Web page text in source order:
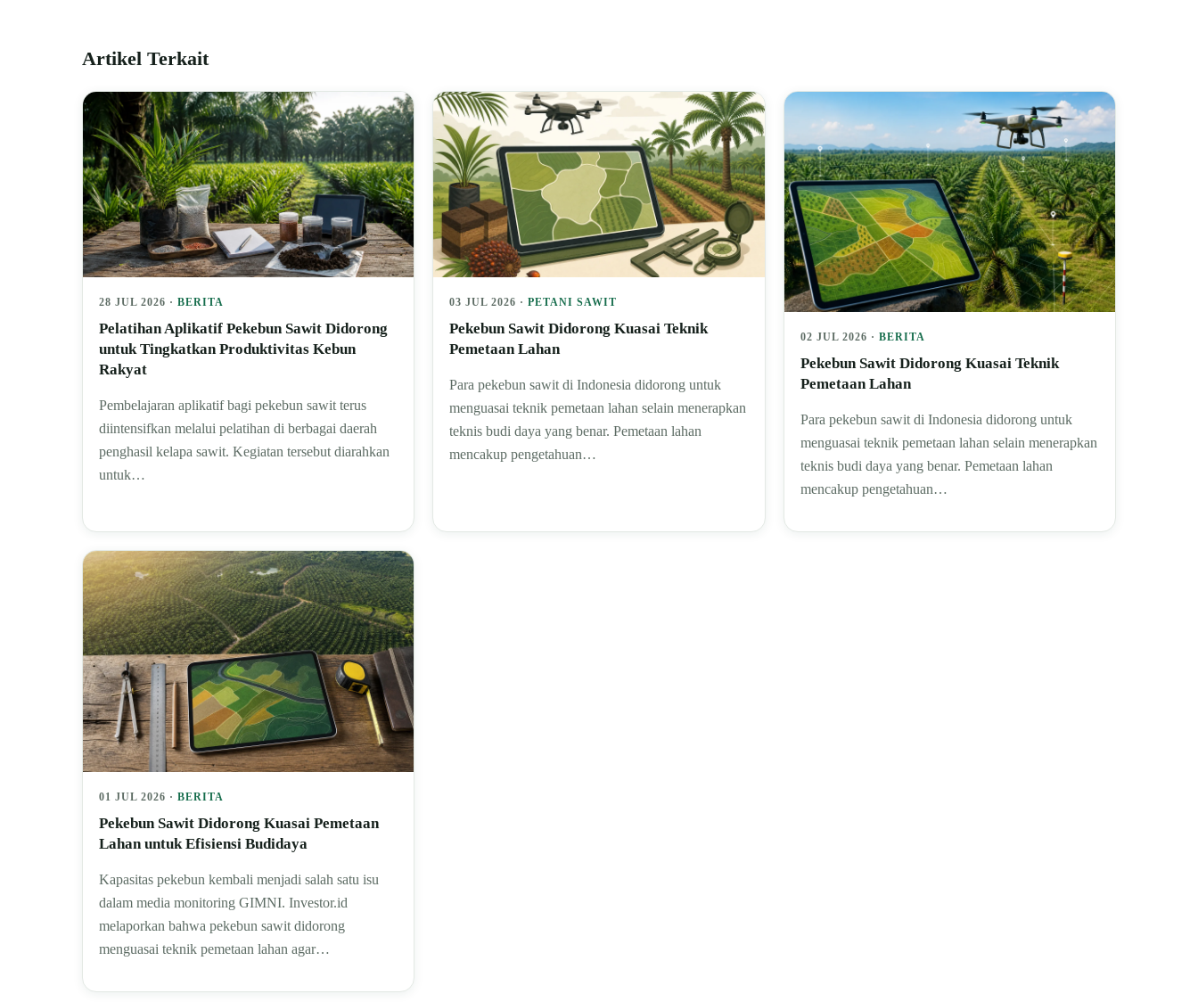
Artikel Terkait
28 JUL 2026 · BERITA
Pelatihan Aplikatif Pekebun Sawit Didorong
untuk Tingkatkan Produktivitas Kebun
Rakyat
Pembelajaran aplikatif bagi pekebun sawit terus
diintensifkan melalui pelatihan di berbagai daerah
penghasil kelapa sawit. Kegiatan tersebut diarahkan
untuk…
03 JUL 2026 ·PETANI SAWIT
Pekebun Sawit Didorong Kuasai Teknik
Pemetaan Lahan
Para pekebun sawit di Indonesia didorong untuk
menguasai teknik pemetaan lahan selain menerapkan
teknis budi daya yang benar. Pemetaan lahan
mencakup pengetahuan…
02 JUL 2026 · BERITA
Pekebun Sawit Didorong Kuasai Teknik
Pemetaan Lahan
Para pekebun sawit di Indonesia didorong untuk
menguasai teknik pemetaan lahan selain menerapkan
teknis budi daya yang benar. Pemetaan lahan
mencakup pengetahuan…
01 JUL 2026 · BERITA
Pekebun Sawit Didorong Kuasai Pemetaan
Lahan untuk Efisiensi Budidaya
Kapasitas pekebun kembali menjadi salah satu isu
dalam media monitoring GIMNI. Investor.id
melaporkan bahwa pekebun sawit didorong
menguasai teknik pemetaan lahan agar…